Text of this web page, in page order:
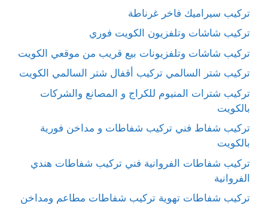
تركيب سيراميك فاخر غرناطة
تركيب شاشات وتلفزيون الكويت فوري
تركيب شاشات وتلفزيونات بيع قريب من موقعي الكويت
تركيب شتر السالمي تركيب أقفال شتر السالمي الكويت
تركيب شترات المنيوم للكراج و المصانع والشركات
بالكويت
تركيب شفاط فني تركيب شفاطات و مداخن فورية
بالكويت
تركيب شفاطات الفروانية فني تركيب شفاطات هندي
الفروانية
تركيب شفاطات تهوية تركيب شفاطات مطاعم ومداخن